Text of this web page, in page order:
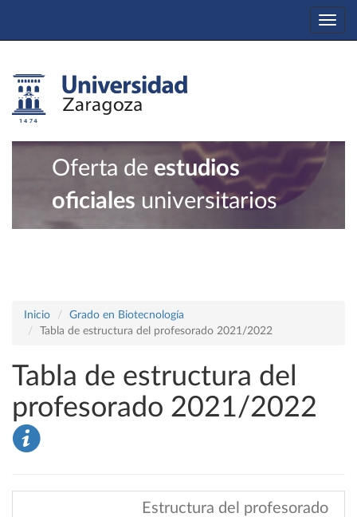
Oferta de estudios
oficiales universitarios
Inicio
Grado en Biotecnología
Tabla de estructura del profesorado 2021/2022
Tabla de estructura del
profesorado 2021/2022
Estructura del profesorado